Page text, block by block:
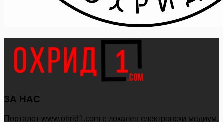
ЗА НАС
Порталот www.ohrid1.com е локален електронски медиум,